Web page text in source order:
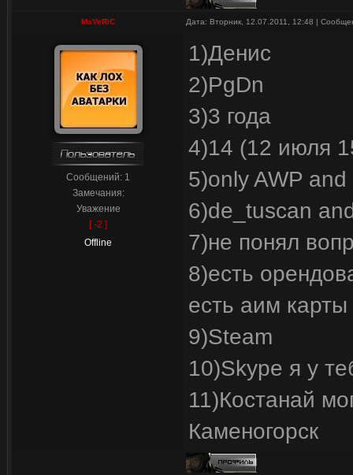
MaVeRiC Дата: Вторник, 12.07.2011, 12:48 |
Сообщений: 1
Замечания:
Уважение
[ -2 ]
Offline
1)Денис
2)PgDn
3)3 года
4)14 (12 июля
5)only AWP
6)de_tuscan
7)не понял
8)есть
есть аим
9)Steam
10)Skype я у
11)Костанай
Каменогорск